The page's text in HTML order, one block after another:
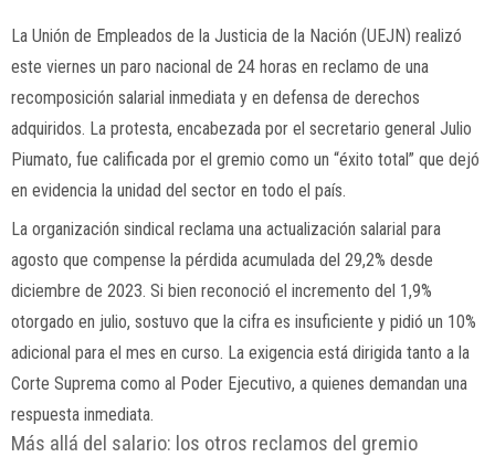
La Unión de Empleados de la Justicia de la Nación (UEJN) realizó
este viernes un paro nacional de 24 horas en reclamo de una
recomposición salarial inmediata y en defensa de derechos
adquiridos. La protesta, encabezada por el secretario general Julio
Piumato, fue calificada por el gremio como un “éxito total” que dejó
en evidencia la unidad del sector en todo el país.
La organización sindical reclama una actualización salarial para
agosto que compense la pérdida acumulada del 29,2% desde
diciembre de 2023. Si bien reconoció el incremento del 1,9%
otorgado en julio, sostuvo que la cifra es insuficiente y pidió un 10%
adicional para el mes en curso. La exigencia está dirigida tanto a la
Corte Suprema como al Poder Ejecutivo, a quienes demandan una
respuesta inmediata.
Más allá del salario: los otros reclamos del gremio